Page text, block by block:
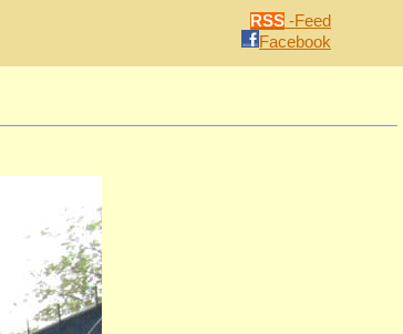
RSS -Feed
Facebook